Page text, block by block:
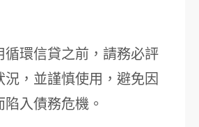
循環信貸之前，請務必評
況，並謹慎使用，避免因
入債務危機。